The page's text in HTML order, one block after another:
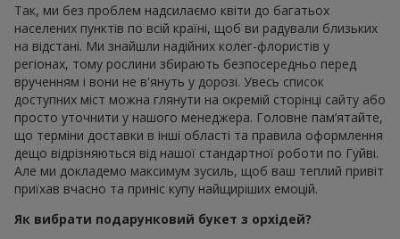
Так, ми без проблем надсилаємо квіти до багатьох
населених пунктів по всій країні, щоб ви радували близьких
на відстані. Ми знайшли надійних колег-флористів у
регіонах, тому рослини збирають безпосередньо перед
врученням і вони не в'януть у дорозі. Увесь список
доступних міст можна глянути на окремій сторінці сайту або
просто уточнити у нашого менеджера. Головне пам’ятайте,
що терміни доставки в інші області та правила оформлення
дещо відрізняються від нашої стандартної роботи по Гуйві.
Але ми докладемо максимум зусиль, щоб ваш теплий привіт
приїхав вчасно та приніс купу найщиріших емоцій.
Як вибрати подарунковий букет з орхідей?